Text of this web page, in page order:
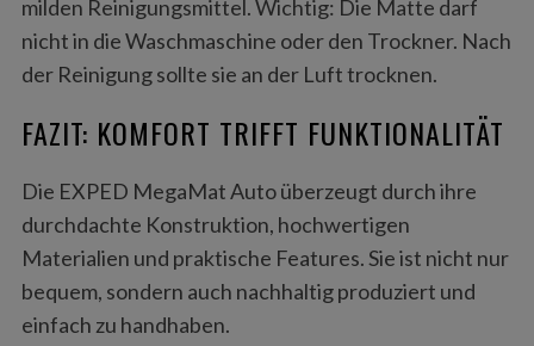
milden Reinigungsmittel. Wichtig: Die Matte darf
nicht in die Waschmaschine oder den Trockner. Nach
der Reinigung sollte sie an der Luft trocknen.
FAZIT: KOMFORT TRIFFT FUNKTIONALITÄT
Die EXPED MegaMat Auto überzeugt durch ihre
durchdachte Konstruktion, hochwertigen
Materialien und praktische Features. Sie ist nicht nur
bequem, sondern auch nachhaltig produziert und
einfach zu handhaben.